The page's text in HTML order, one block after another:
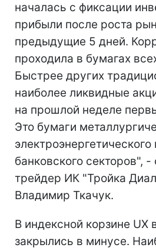
началась с фиксации
прибыли после роста
предыдущие 5 дней.
проходила в бумагах
Быстрее других
наиболее ликвидные
на прошлой неделе
Это бумаги
электроэнергетического
банковского секторов", -
трейдер ИК "Тройка
Владимир Ткачук.
В индексной корзине UX
закрылись в минусе.